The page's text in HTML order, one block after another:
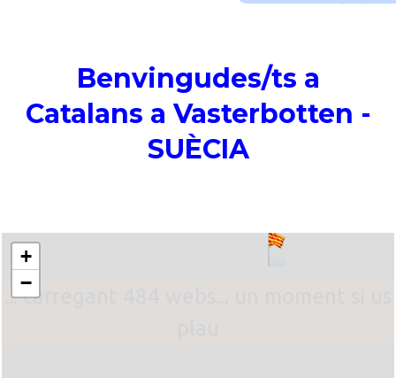
Benvingudes/ts a
Catalans a Vasterbotten -
SUÈCIA
... carregant 484 webs... un moment si us
+
−